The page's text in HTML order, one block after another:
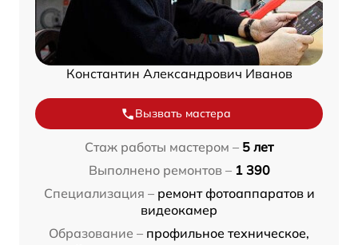
Константин Александрович Иванов
Вызвать мастера
Стаж работы мастером – 5 лет
Выполнено ремонтов – 1 390
Специализация – ремонт фотоаппаратов и
видеокамер
Образование – профильное техническое,